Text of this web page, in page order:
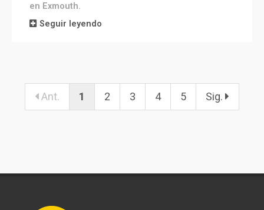
en Exmouth.
Seguir leyendo
Ant. 1 2 3 4 5 Sig.